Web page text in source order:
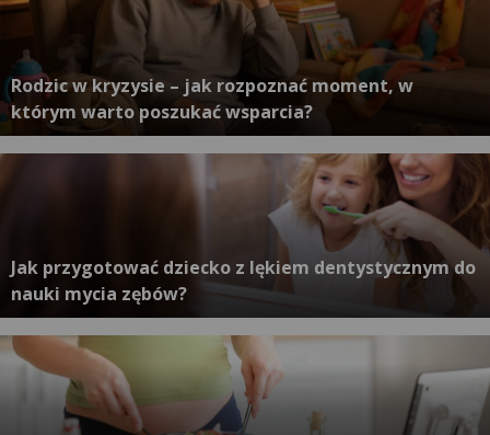
Rodzic w kryzysie – jak rozpoznać moment, w
którym warto poszukać wsparcia?
Jak przygotować dziecko z lękiem dentystycznym do
nauki mycia zębów?